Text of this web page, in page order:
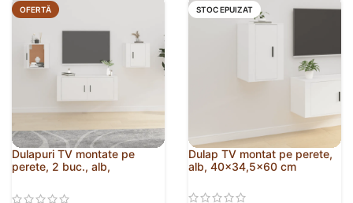
OFERTĂ
Dulapuri TV montate pe
perete, 2 buc., alb,
STOC EPUIZAT
Dulap TV montat pe perete,
alb, 40×34,5×60 cm